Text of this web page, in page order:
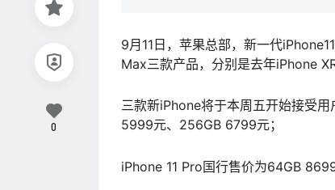
9月11日，苹果总部，新一代
Max三款产品，分别是去年iPhone
三款新iPhone将于本周五开始接受
5999元、256GB 6799元；
iPhone 11 Pro国行售价为64GB
0